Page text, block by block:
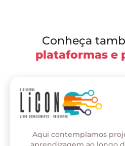
Conheça
plataformas e
Aqui contemplamos